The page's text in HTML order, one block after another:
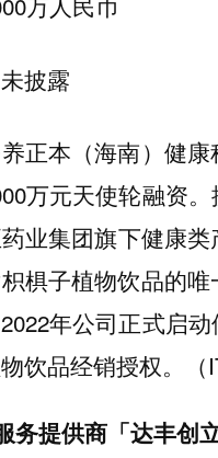
披露
正本（海南）健康
万元天使轮融资
业集团旗下健康
椇子植物饮品的
年公司正式启
饮品经销授权。（
务提供商「达丰创立